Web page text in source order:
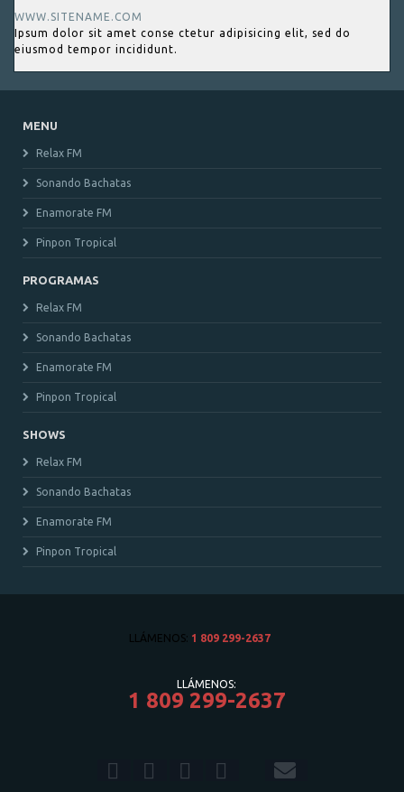
WWW.SITENAME.COM
Ipsum dolor sit amet conse ctetur adipisicing elit, sed do
eiusmod tempor incididunt.
MENU
Relax FM
Sonando Bachatas
Enamorate FM
Pinpon Tropical
PROGRAMAS
Relax FM
Sonando Bachatas
Enamorate FM
Pinpon Tropical
SHOWS
Relax FM
Sonando Bachatas
Enamorate FM
Pinpon Tropical
LLÁMENOS: 1 809 299-2637
LLÁMENOS:
1 809 299-2637